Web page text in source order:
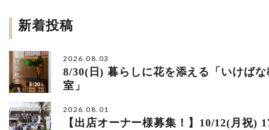
新着投稿
2026.08.03
8/30(日) 暮らしに花を添える「いけばな
室」
2026.08.01
【出店オーナー様募集！】10/12(月祝)